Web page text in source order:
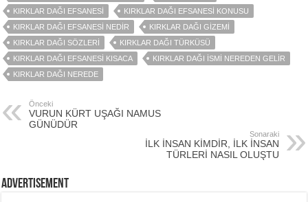
KIRKLAR DAĞI EFSANESİ
KIRKLAR DAĞI EFSANESİ KONUSU
KIRKLAR DAĞI EFSANESİ NEDİR
KIRKLAR DAĞI GİZEMİ
KIRKLAR DAĞI SÖZLERİ
KIRKLAR DAĞI TÜRKÜSÜ
KIRKLAR DAĞI EFSANESI KISACA
KIRKLAR DAĞI ISMI NEREDEN GELIR
KIRKLAR DAĞI NEREDE
Önceki
VURUN KÜRT UŞAĞI NAMUS
GÜNÜDÜR
Sonaraki
İLK İNSAN KİMDİR, İLK İNSAN
TÜRLERİ NASIL OLUŞTU
Advertisement